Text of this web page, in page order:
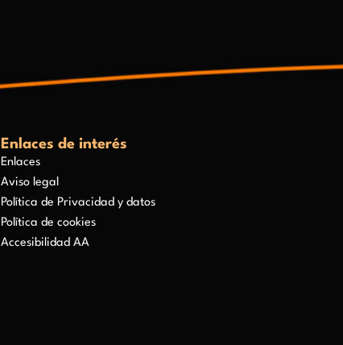
Enlaces de interés
Enlaces
Aviso legal
Política de Privacidad y datos
Política de cookies
Accesibilidad AA